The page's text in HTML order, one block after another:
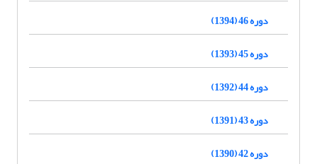
دوره 46 (1394)
دوره 45 (1393)
دوره 44 (1392)
دوره 43 (1391)
دوره 42 (1390)